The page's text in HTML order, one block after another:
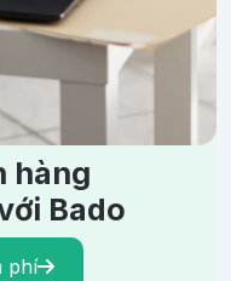
hàng
Bado
phí